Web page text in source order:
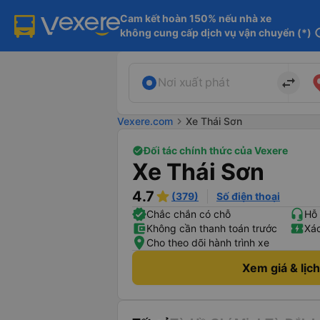
Cam kết hoàn 150% nếu nhà xe
không cung cấp dịch vụ vận chuyển (*)
Nơi xuất phát import_export
Vexere.com chevron_right Xe Thái Sơn
Đối tác chính thức của Vexere
Xe Thái Sơn
4.7 (379)
Số điện thoại
Chắc chắn có chỗ
Không cần thanh toán trước
Cho theo dõi hành trình xe
Xem giá &